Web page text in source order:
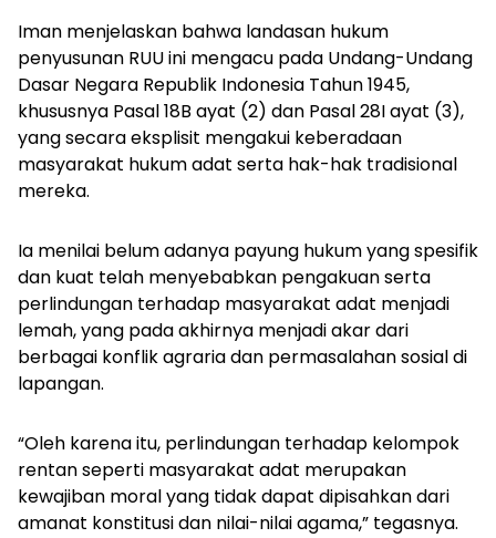
Iman menjelaskan bahwa landasan hukum
penyusunan RUU ini mengacu pada Undang-Undang
Dasar Negara Republik Indonesia Tahun 1945,
khususnya Pasal 18B ayat (2) dan Pasal 28I ayat (3),
yang secara eksplisit mengakui keberadaan
masyarakat hukum adat serta hak-hak tradisional
mereka.
Ia menilai belum adanya payung hukum yang spesifik
dan kuat telah menyebabkan pengakuan serta
perlindungan terhadap masyarakat adat menjadi
lemah, yang pada akhirnya menjadi akar dari
berbagai konflik agraria dan permasalahan sosial di
lapangan.
“Oleh karena itu, perlindungan terhadap kelompok
rentan seperti masyarakat adat merupakan
kewajiban moral yang tidak dapat dipisahkan dari
amanat konstitusi dan nilai-nilai agama,” tegasnya.